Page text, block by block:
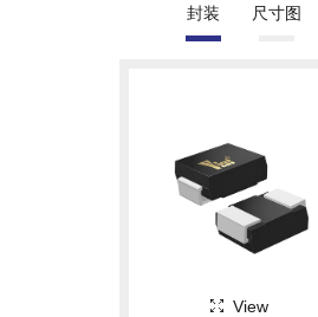
封装 尺寸图
View